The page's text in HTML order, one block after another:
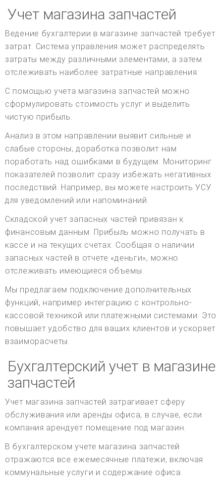
Учет магазина запчастей
Ведение бухгалтерии в магазине запчастей требует
затрат. Система управления может распределять
затраты между различными элементами, а затем
отслеживать наиболее затратные направления.
С помощью учета магазина запчастей можно
сформулировать стоимость услуг и выделить
чистую прибыль.
Анализ в этом направлении выявит сильные и
слабые стороны; доработка позволит нам
поработать над ошибками в будущем. Мониторинг
показателей позволит сразу избежать негативных
последствий. Например, вы можете настроить УСУ
для уведомлений или напоминаний.
Складской учет запасных частей привязан к
финансовым данным. Прибыль можно получать в
кассе и на текущих счетах. Сообщая о наличии
запасных частей в отчете «деньги», можно
отслеживать имеющиеся объемы.
Мы предлагаем подключение дополнительных
функций, например интеграцию с контрольно-
кассовой техникой или платежными системами. Это
повышает удобство для ваших клиентов и ускоряет
взаиморасчеты.
Бухгалтерский учет в магазине
запчастей
Учет магазина запчастей затрагивает сферу
обслуживания или аренды офиса, в случае, если
компания арендует помещение под магазин.
В бухгалтерском учете магазина запчастей
отражаются все ежемесячные платежи, включая
коммунальные услуги и содержание офиса.